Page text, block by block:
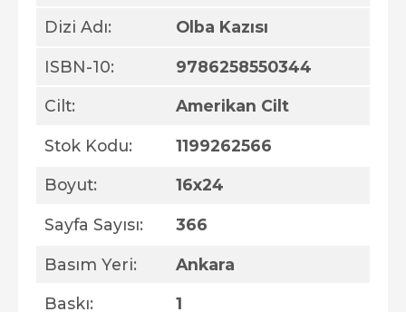
Dizi Adı: Olba Kazısı
ISBN-10: 9786258550344
Cilt: Amerikan Cilt
Stok Kodu: 1199262566
Boyut: 16x24
Sayfa Sayısı: 366
Basım Yeri: Ankara
Baskı: 1